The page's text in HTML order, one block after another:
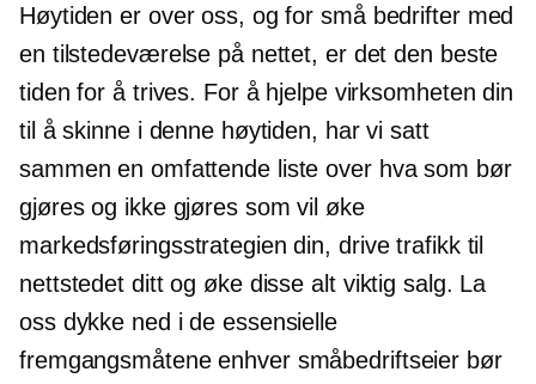
Høytiden er over oss, og for små bedrifter med
en tilstedeværelse på nettet, er det den beste
tiden for å trives. For å hjelpe virksomheten din
til å skinne i denne høytiden, har vi satt
sammen en omfattende liste over hva som bør
gjøres og ikke gjøres som vil øke
markedsføringsstrategien din, drive trafikk til
nettstedet ditt og øke dissealt viktig salg. La
oss dykke ned i de essensielle
fremgangsmåtene enhver småbedriftseier bør